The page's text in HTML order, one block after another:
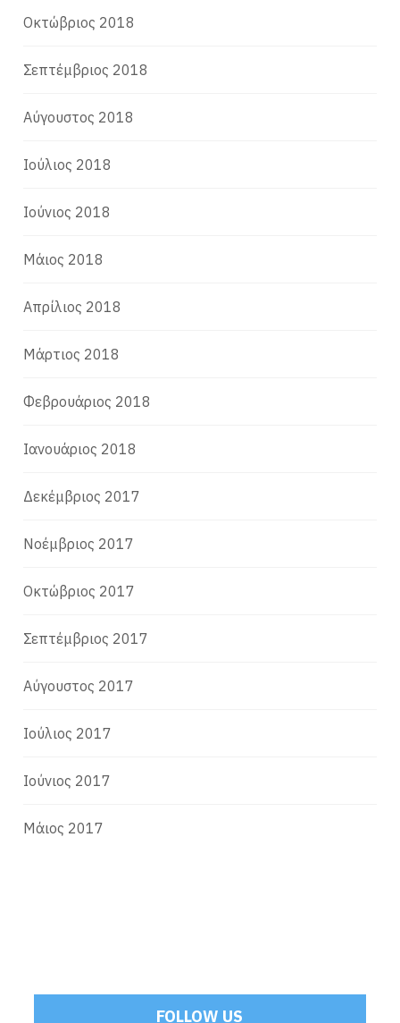
Οκτώβριος 2018
Σεπτέμβριος 2018
Αύγουστος 2018
Ιούλιος 2018
Ιούνιος 2018
Μάιος 2018
Απρίλιος 2018
Μάρτιος 2018
Φεβρουάριος 2018
Ιανουάριος 2018
Δεκέμβριος 2017
Νοέμβριος 2017
Οκτώβριος 2017
Σεπτέμβριος 2017
Αύγουστος 2017
Ιούλιος 2017
Ιούνιος 2017
Μάιος 2017
FOLLOW US